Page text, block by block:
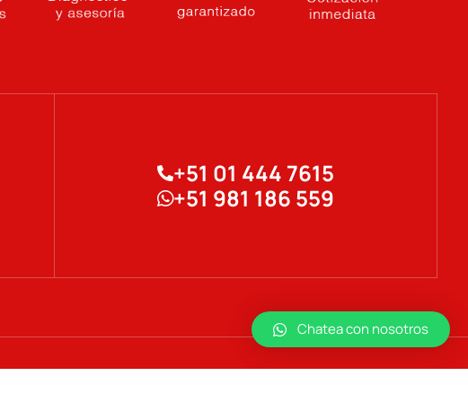
+51 01 444 7615
+51 981 186 559
Chatea con nosotros